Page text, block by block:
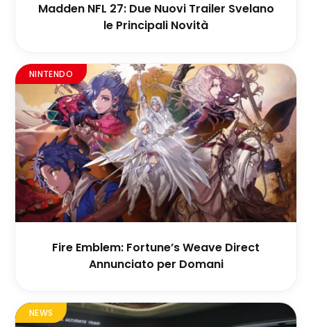
Madden NFL 27: Due Nuovi Trailer Svelano
le Principali Novità
NINTENDO
Fire Emblem: Fortune’s Weave Direct
Annunciato per Domani
NEWS